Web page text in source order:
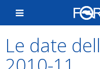
Le date